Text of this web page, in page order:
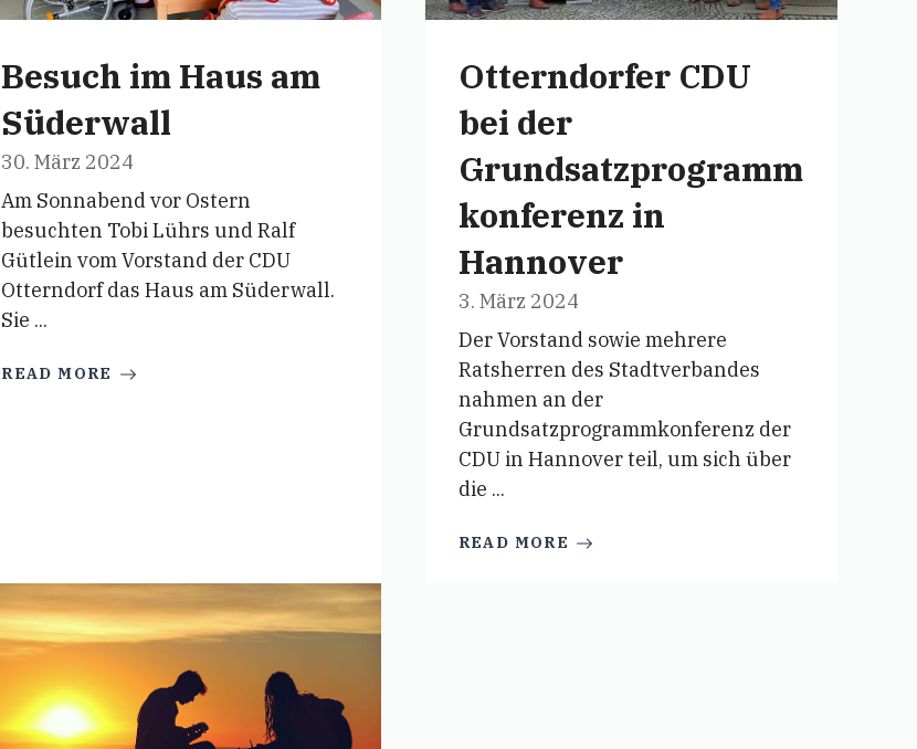
Besuch im Haus am
Süderwall
30. März 2024
Am Sonnabend vor Ostern
besuchten Tobi Lührs und Ralf
Gütlein vom Vorstand der CDU
Otterndorf das Haus am Süderwall.
Sie ...
READ MORE
Otterndorfer CDU
bei der
Grundsatzprogramm
konferenz in
Hannover
3. März 2024
Der Vorstand sowie mehrere
Ratsherren des Stadtverbandes
nahmen an der
Grundsatzprogrammkonferenz der
CDU in Hannover teil, um sich über
die ...
READ MORE